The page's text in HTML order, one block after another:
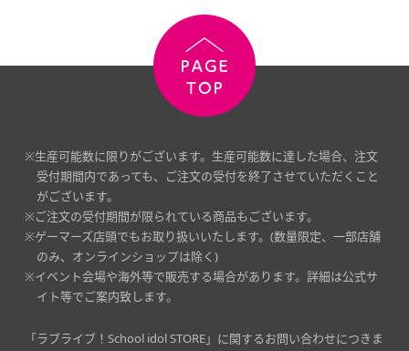
※生産可能数に限りがございます。生産可能数に達した場合、注文
受付期間内であっても、ご注文の受付を終了させていただくこと
がございます。
※ご注文の受付期間が限られている商品もございます。
※ゲーマーズ店頭でもお取り扱いいたします。(数量限定、一部店舗
のみ、オンラインショップは除く)
※イベント会場や海外等で販売する場合があります。詳細は公式サ
イト等でご案内致します。
「ラブライブ！School idol STORE」に関するお問い合わせにつきま